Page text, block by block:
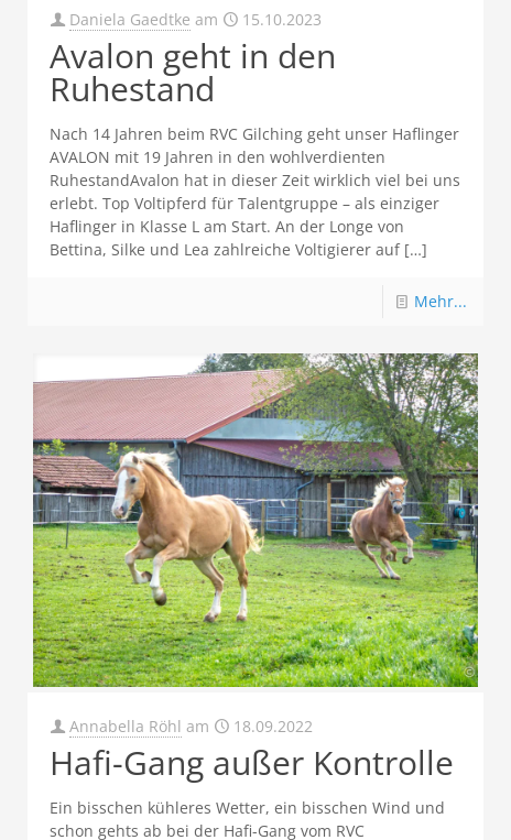
Daniela Gaedtke am 15.10.2023
Avalon geht in den
Ruhestand
Nach 14 Jahren beim RVC Gilching geht unser Haflinger
AVALON mit 19 Jahren in den wohlverdienten
RuhestandAvalon hat in dieser Zeit wirklich viel bei uns
erlebt. Top Voltipferd für Talentgruppe – als einziger
Haflinger in Klasse L am Start. An der Longe von
Bettina, Silke und Lea zahlreiche Voltigierer auf[…]
Mehr...
Annabella Röhl am 18.09.2022
Hafi-Gang außer Kontrolle
Ein bisschen kühleres Wetter, ein bisschen Wind und
schon gehts ab bei der Hafi-Gang vom RVC